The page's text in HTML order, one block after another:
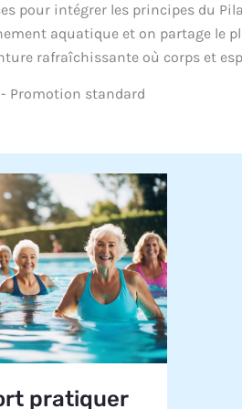
pour intégrer les principes du
aquatique et on partage le
rafraîchissante où corps et
pratiquer